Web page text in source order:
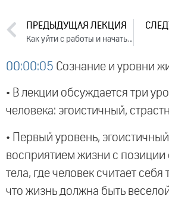
ПРЕДЫДУЩАЯ ЛЕКЦИЯ
Как уйти с работы и начать свое дело
00:00:05 Сознание и уровни
• В лекции обсуждается три
человека: эгоистичный,
• Первый уровень,
восприятием жизни с позиции
тела, где человек считает себя
что жизнь должна быть